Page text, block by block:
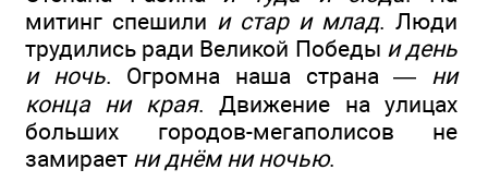
митинг спешили и стар и млад. Люди
трудились ради Великой Победы и день
и ночь. Огромна наша страна — ни
конца ни края. Движение на улицах
больших городов-мегаполисов не
замирает ни днём ни ночью.